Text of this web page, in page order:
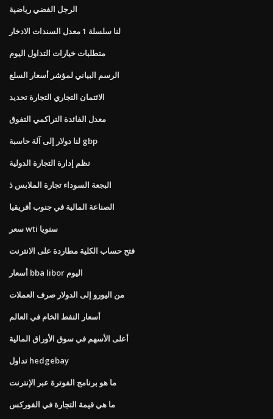
الرجل الفضي رياضية
لنا سلسلة 1 معدل السندات الادخار
متطلبات خيارات التداول اليوم
الرسم البياني لمؤشر أسعار السلع
الائتمان التجاري التجارة تحديد
معدل الفائدة التراكمي التفوق
لنا دولار إلى آلة حاسبة gbp
نظم إدارة التجارة الدولية
البجعة السوداء تجارة الملابس ذ
الصناعة المالية في جنوب أفريقيا
سعر wti سنويا
فتح حساب الكلية مطاردة على الانترنت
أسعار bba libor اليوم
من اليورو إلى الدولار صرف العملات
أسعار النفط الخام في العالم
أعلى الأسهم في سوق الأوراق المالية
تداول hedgebay
ما هو برنامج الفوترة عبر الإنترنت
ما هي قيمة التجارة في الفوركس